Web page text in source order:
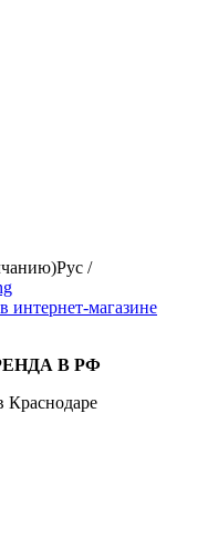
Рус /
В РФ
Краснодаре